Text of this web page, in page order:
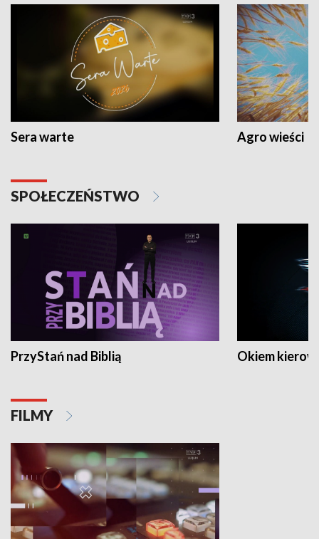
Sera warte Agro wieści
SPOŁECZEŃSTWO
PrzyStań nad Biblią Okiem
FILMY